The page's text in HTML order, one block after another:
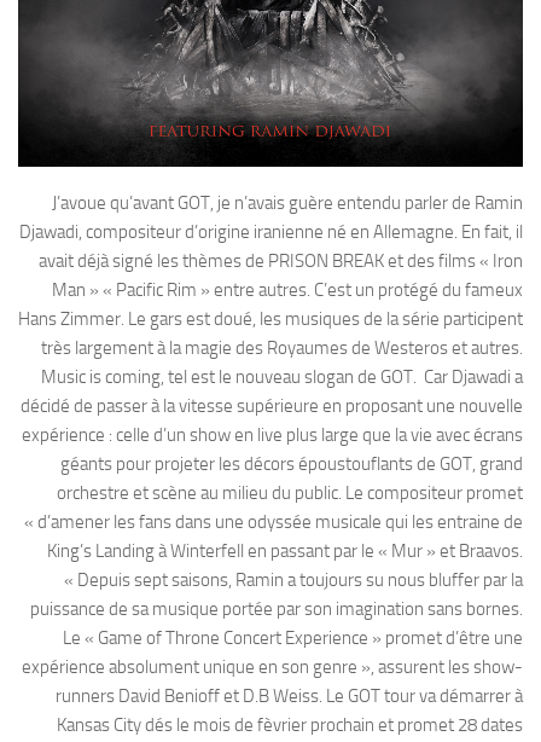
J’avoue qu’avant GOT, je n’avais guère entendu parler de Ramin
Djawadi, compositeur d’origine iranienne né en Allemagne. En fait, il
avait déjà signé les thèmes de PRISON BREAK et des films « Iron
Man » « Pacific Rim » entre autres. C’est un protégé du fameux
Hans Zimmer. Le gars est doué, les musiques de la série participent
très largement à la magie des Royaumes de Westeros et autres.
Music is coming, tel est le nouveau slogan de GOT. Car Djawadi a
décidé de passer à la vitesse supérieure en proposant une nouvelle
expérience : celle d’un show en live plus large que la vie avec écrans
géants pour projeter les décors époustouflants de GOT, grand
orchestre et scène au milieu du public. Le compositeur promet
« d’amener les fans dans une odyssée musicale qui les entraine de
King’s Landing à Winterfell en passant par le « Mur » et Braavos.
« Depuis sept saisons, Ramin a toujours su nous bluffer par la
puissance de sa musique portée par son imagination sans bornes.
Le « Game of Throne Concert Experience » promet d’être une
expérience absolument unique en son genre », assurent les show-
runners David Benioff et D.B Weiss. Le GOT tour va démarrer à
Kansas City dés le mois de fèvrier prochain et promet 28 dates